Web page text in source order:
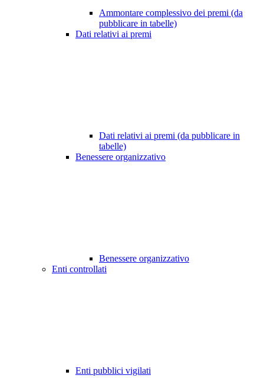
Ammontare complessivo dei premi (da
pubblicare in tabelle)
Dati relativi ai premi
Dati relativi ai premi (da pubblicare in
tabelle)
Benessere organizzativo
Benessere organizzativo
Enti controllati
Enti pubblici vigilati